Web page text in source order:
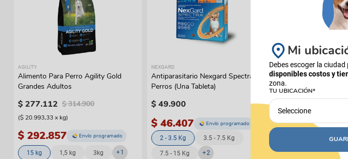
AGILITY
Alimento Para Perro Agility Gold
Grandes Adultos
$277.112 $ 314.900
($ 20.993,33x kg)
$ 292.857 Envío programado
15 kg 1,5 kg 3kg +1
NEXGARD
Antiparasitario Nexgard Spectra
Perros (Una Tableta)
$49.900
$ 46.407 Envío programado
2 - 3.5 Kg 3.5 - 7.5 Kg
7.5 - 15 Kg +2
AGILITY
Alimento Para
Grandes Adultos Piel
$ 171.957
8 Kg 3kg
Mi
Debes escoger la ciudad
disponibles costos y
zona.
TU UBICACIÓN*
Seleccione